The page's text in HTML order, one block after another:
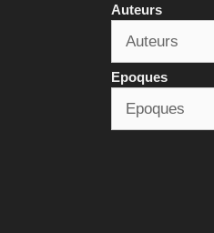
Auteurs
Epoques